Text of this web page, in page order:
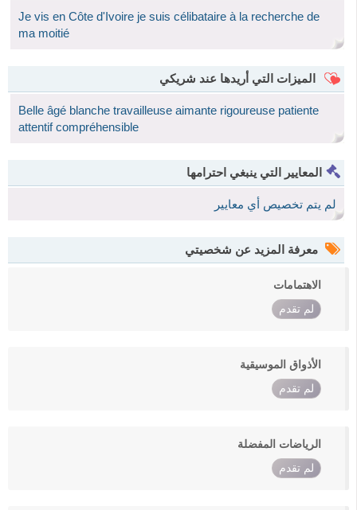
Je vis en Côte d'Ivoire je suis célibataire à la recherche de
ma moitié
الميزات التي أريدها عند شريكي
Belle âgé blanche travailleuse aimante rigoureuse patiente
attentif compréhensible
المعايير التي ينبغي احترامها
لم يتم تخصيص أي معايير
معرفة المزيد عن شخصيتي
الاهتمامات
لم تقدم
الأذواق الموسيقية
لم تقدم
الرياضات المفضلة
لم تقدم